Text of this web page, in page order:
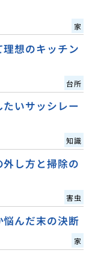
家
想のキッチン
台所
いサッシレー
知識
し方と掃除の
害虫
んだ末の決断
家